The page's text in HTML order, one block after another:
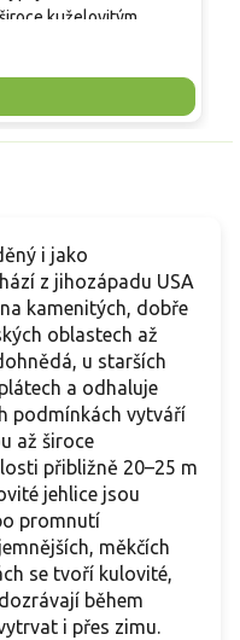
kuželovitým
jsou přitisklé k
cm za rok, po 10
obvykle 4–6 m
zrají do hnědočervena,
i jako
z jihozápadu USA
kamenitých, dobře
oblastech až
u starších
a odhaluje
podmínkách vytváří
až široce
přibližně 20–25 m
jehlice jsou
promnutí
měkčích
se tvoří kulovité,
během
i přes zimu.